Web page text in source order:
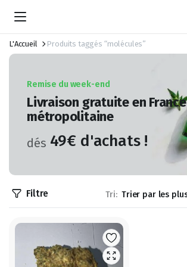
L'Accueil Produits taggés “molécules”
Remise du week-end
Livraison gratuite en France
métropolitaine
dés 49€ d'achats !
Filtre Tri: